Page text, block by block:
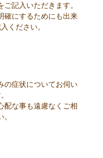
記入いただきます。
確にするためにも出来
ください。
の症状についてお伺い
配な事も遠慮なくご相